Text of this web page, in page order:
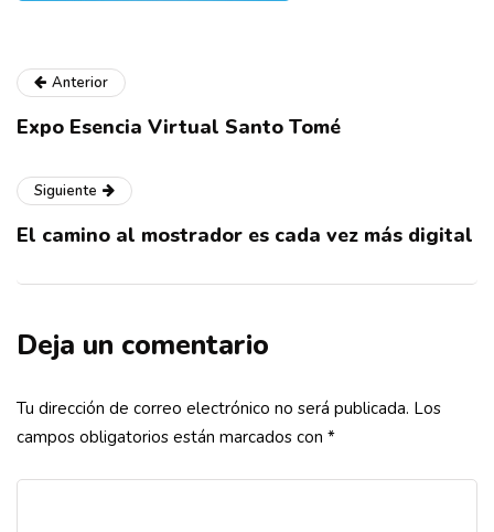
Anterior
Expo Esencia Virtual Santo Tomé
Siguiente
El camino al mostrador es cada vez más digital
Deja un comentario
Tu dirección de correo electrónico no será publicada. Los
campos obligatorios están marcados con *